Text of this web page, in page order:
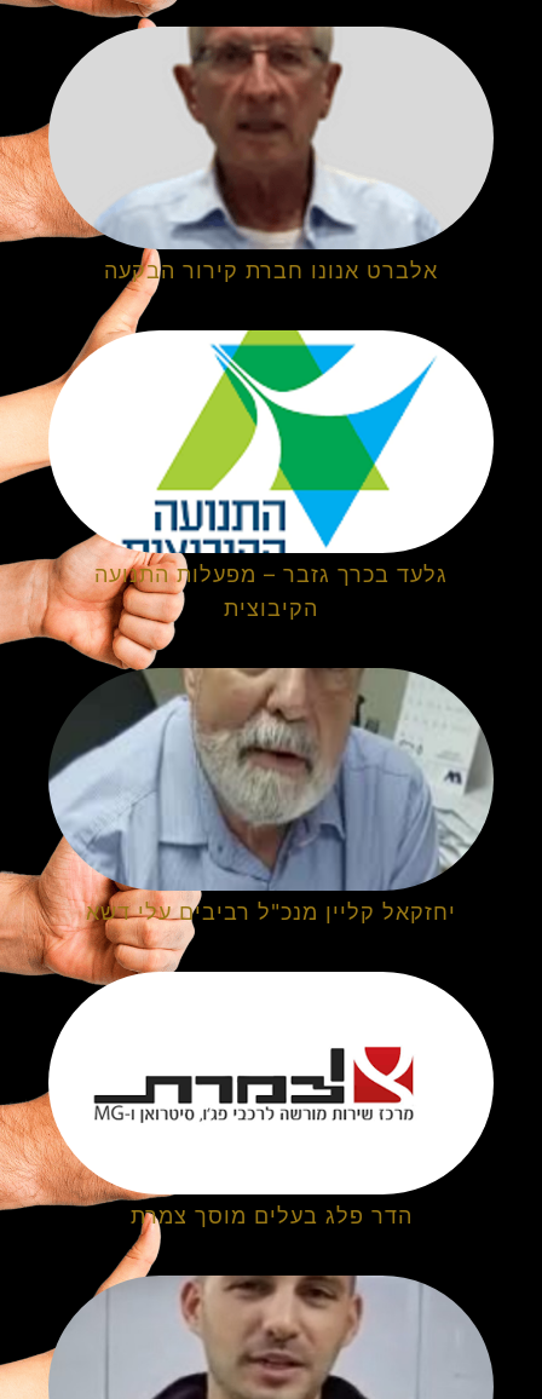
אלברט אנונו חברת קירור הבקעה
גלעד בכרך גזבר – מפעלות התנועה
הקיבוצית
יחזקאל קליין מנכ"ל רביבים עלי דשא
הדר פלג בעלים מוסך צמרת